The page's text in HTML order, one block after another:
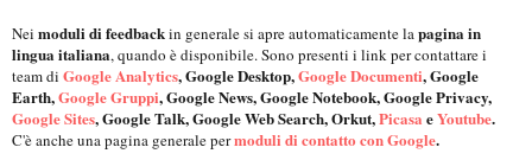
Nei moduli di feedbackin generale si apre automaticamente lapagina in
lingua italiana, quando è disponibile. Sono presenti i link per contattare i
team di Google Analytics, Google Desktop,Google Documenti, Google
Earth,Google Gruppi, Google News, Google Notebook, Google Privacy,
Google Sites, Google Talk, Google Web Search, Orkut,Picasa eYoutube.
C'è anche una pagina generale permoduli di contatto con Google.